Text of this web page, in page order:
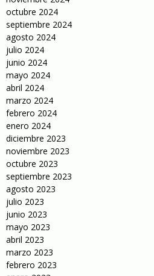
octubre 2024
septiembre 2024
agosto 2024
julio 2024
junio 2024
mayo 2024
abril 2024
marzo 2024
febrero 2024
enero 2024
diciembre 2023
noviembre 2023
octubre 2023
septiembre 2023
agosto 2023
julio 2023
junio 2023
mayo 2023
abril 2023
marzo 2023
febrero 2023